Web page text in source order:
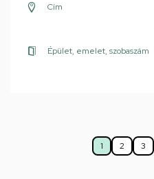
Cím
Épület, emelet, szobaszám
Jelenlegi
1
Oldal
2 3